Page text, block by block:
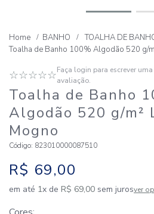
BANHO
TOALHA DE
Toalha de Banho 100% Algodão 520 g/
☆☆☆☆☆Faça login para escrever uma
avaliação.
Toalha de Banho
Algodão 520 g/m²
Mogno
Código: 823010000087510
R$ 69,00
em até 1x de R$ 69,00 sem jurosver